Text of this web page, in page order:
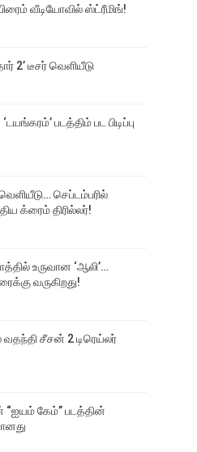
வீடியோவில் ஸ்ட்ரீமிங்!
2’ டீசர் வெளியீடு
படத்திம் பட பிடிப்பு
செப்டம்பரில்
க்ரைம் திரில்லர்!
உருவான ‘ஆலி’…
வருகிறது!
வதந்தி சீசன் 2 டிரெய்லர்
“ஐயம் கேம்” படத்தின்